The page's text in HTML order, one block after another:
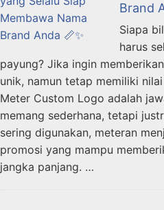
Brand
Siapa
harus
payung? Jika ingin
unik, namun tetap memiliki
Meter Custom Logo adalah
memang sederhana, tetapi
sering digunakan, meteran
promosi yang mampu
jangka panjang. …